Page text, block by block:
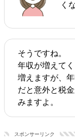
く
そうですね。
年収が増えて
増えますが、
だと意外と税
みますよ。
スポンサーリンク